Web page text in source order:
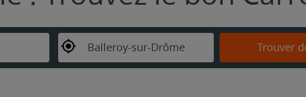
Balleroy-sur-Drôme Trouver